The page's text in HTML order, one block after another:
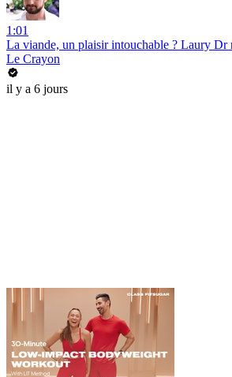
1:01
La viande, un plaisir intouchable ? Laury
Le Crayon
il y a 6 jours